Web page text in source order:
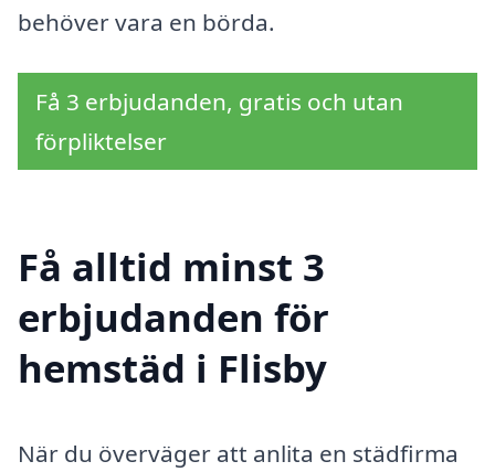
behöver vara en börda.
Få 3 erbjudanden, gratis och utan
förpliktelser
Få alltid minst 3
erbjudanden för
hemstäd i Flisby
När du överväger att anlita en städfirma